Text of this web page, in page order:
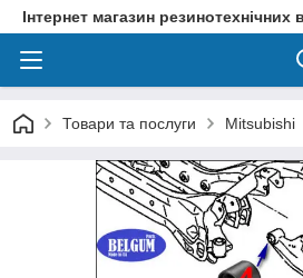
Інтернет магазин
Товари та послуги Mitsubishi